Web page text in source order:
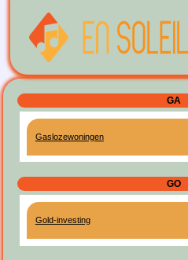
GA
Gaslozewoningen
GO
Gold-investing